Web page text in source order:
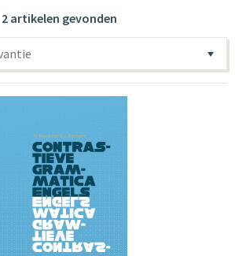
2 artikelen gevonden